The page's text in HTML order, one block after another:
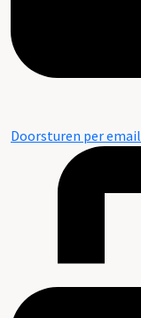
Doorsturen per email